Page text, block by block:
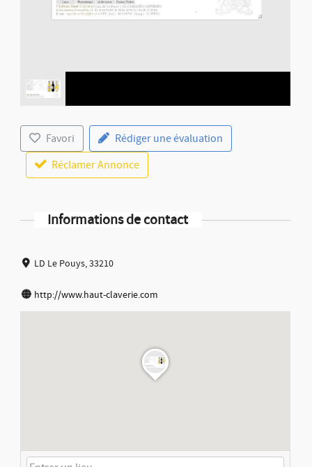
Favori
Rédiger une évaluation
Réclamer Annonce
Informations de contact
LD Le Pouys, 33210
http://www.haut-claverie.com